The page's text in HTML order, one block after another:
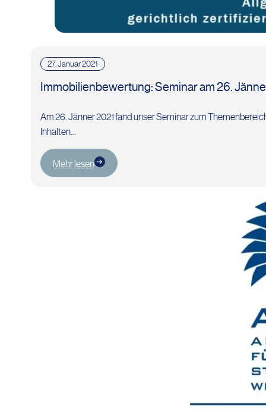
27. Januar 2021
Immobilienbewertung: Seminar am 26.
Am 26. Jänner 2021 fand unser Seminar zum
Inhalten…
Mehr lesen